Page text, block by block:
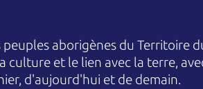
aborigènes du Territoire
culture et le lien avec la terre,
d'aujourd'hui et de demain.